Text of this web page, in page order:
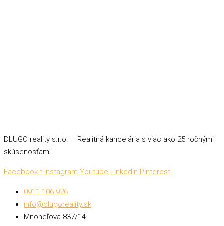
DLUGO reality s.r.o. – Realitná kancelária s viac ako 25 ročnými
skúsenosťami
Facebook-f Instagram Youtube Linkedin Pinterest
0911 106 926
info@dlugoreality.sk
Mnoheľova 837/14